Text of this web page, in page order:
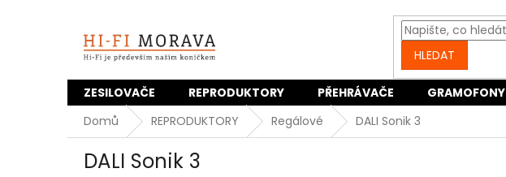
HLEDAT
ZESILOVAČE REPRODUKTORY PŘEHRÁVAČE GRAMOFONY
Domů
REPRODUKTORY Regálové DALI Sonik 3
DALI Sonik 3